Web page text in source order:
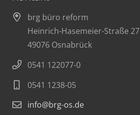
brg büro reform
Heinrich-Hasemeier-Straße 27
49076 Osnabrück
0541 122077-0
0541 1238-05
info@brg-os.de